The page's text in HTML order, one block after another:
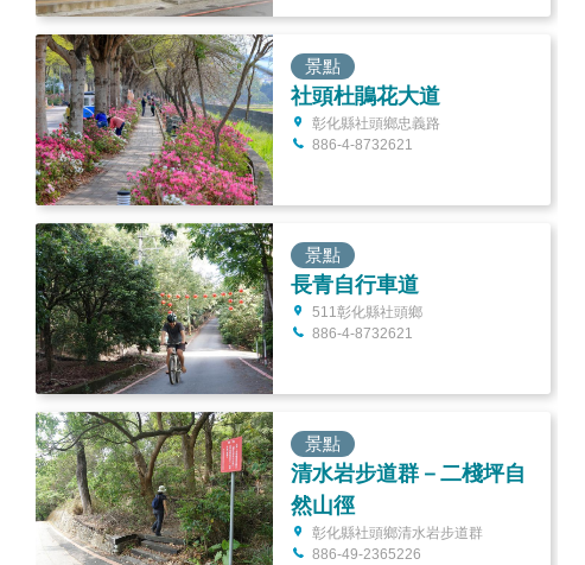
景點
社頭杜鵑花大道
彰化縣社頭鄉忠義路
886-4-8732621
景點
長青自行車道
511彰化縣社頭鄉
886-4-8732621
景點
清水岩步道群－二棧坪自
然山徑
彰化縣社頭鄉清水岩步道群
886-49-2365226